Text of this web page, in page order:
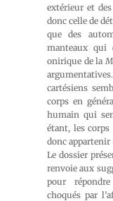
extérieur et
donc celle de
que des
manteaux qui
onirique de la
cartésiens
corps en
humain qui
étant, les
donc appartenir
Le dossier
renvoie aux
pour
choqués par